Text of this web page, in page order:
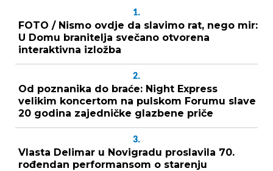
1.
FOTO / Nismo ovdje da slavimo rat, nego mir:
U Domu branitelja svečano otvorena
interaktivna izložba
2.
Od poznanika do braće: Night Express
velikim koncertom na pulskom Forumu slave
20 godina zajedničke glazbene priče
3.
Vlasta Delimar u Novigradu proslavila 70.
rođendan performansom o starenju